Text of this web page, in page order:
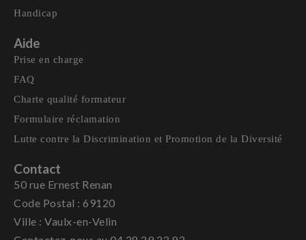
Handicap
Aide
Prise en charge
FAQ
Charte qualité formateur
Formulaire réclamation
Lutte contre la Discrimination et Promotion de la Diversité
Contact
50 rue Ernest Renan
Code Postal : 69120
Ville : Vaulx-en-Velin